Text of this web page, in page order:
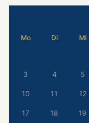
Mo Di Mi
3 4 5
10 11 12
17 18 19